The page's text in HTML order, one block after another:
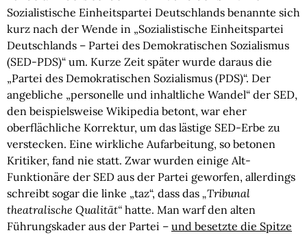
Sozialistische Einheitspartei Deutschlands benannte sich
kurz nach der Wende in „Sozialistische Einheitspartei
Deutschlands – Partei des Demokratischen Sozialismus
(SED-PDS)“ um. Kurze Zeit später wurde daraus die
„Partei des Demokratischen Sozialismus (PDS)“. Der
angebliche „personelle und inhaltliche Wandel“ der SED,
den beispielsweise Wikipedia betont, war eher
oberflächliche Korrektur, um das lästige SED-Erbe zu
verstecken. Eine wirkliche Aufarbeitung, so betonen
Kritiker, fand nie statt. Zwar wurden einige Alt-
Funktionäre der SED aus der Partei geworfen, allerdings
schreibt sogar die linke „taz“, dass das „Tribunal
theatralische Qualität“ hatte. Man warf den alten
Führungskader aus der Partei – und besetzte die Spitze